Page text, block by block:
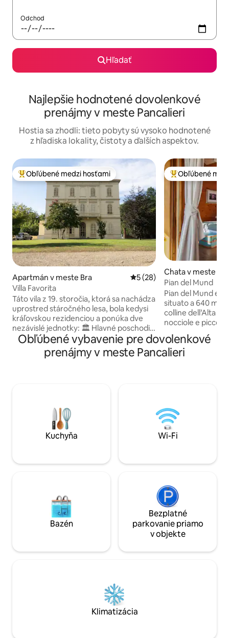
Odchod
Hľadať
Najlepšie hodnotené dovolenkové
prenájmy v meste Pancalieri
Hostia sa zhodli: tieto pobyty sú vysoko hodnotené
z hľadiska lokality, čistoty a ďalších aspektov.
Najobľúbenejšie medzi hosťami
Obľúbené medzi hosťami
Apartmán v meste Bra Priemerné ohodnotenie 5
5 (28)
Villa Favorita
Táto vila z 19. storočia, ktorá sa nachádza
uprostred stáročného lesa, bola kedysi
kráľovskou rezidenciou a ponúka dve
nezávislé jednotky: 🏛 Hlavné poschodie
vily so 4 spálňami, 2 kúpeľňami a
otvorenou kuchyňou. 🌿 Rustikálne
bývanie na vidieku na dvoch úrovniach s
pohodlím. Vintage 👑 šarm, originálne
detaily, jedinečná atmosféra. 🌳 Ideálne
pre tých, ktorí hľadajú relax, prírodu a
exkluzívny šarm!
Najobľúbenejšie
Obľúbené
Chata v meste
Pian del Mund
Pian del Mund e’
situato a 640 m.,
colline dell’Alta
nocciole e piccoli
Da qui potrete
escursioni a piedi
immediate
Obľúbené vybavenie pre dovolenkové
prenájmy v meste Pancalieri
Kuchyňa Wi-Fi
Bazén
Bezplatné
parkovanie priamo
v objekte
Klimatizácia